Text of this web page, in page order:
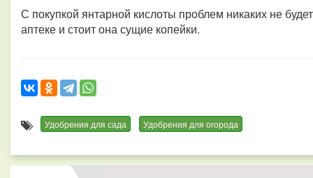
С покупкой янтарной кислоты проблем никаких не
аптеке и стоит она сущие копейки.
Удобрения для сада Удобрения для огорода